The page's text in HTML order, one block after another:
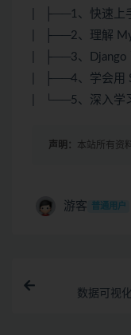
| ├──1、快速上
| ├──2、理解
| ├──3、Django
| ├──4、学会用
| └──5、深入学
声明： 本站所有资
游客 普通用户
数据可视